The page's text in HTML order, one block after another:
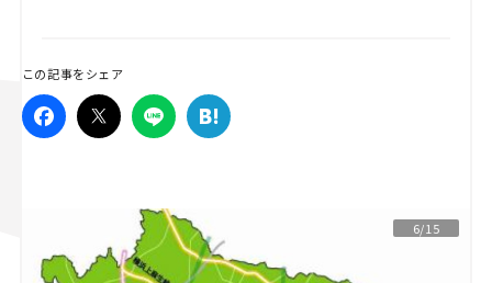
この記事をシェア
6/15
スズキ ジムニー｜Suzuki Jimny
マツダ｜Mazda
マツダ ロードスター｜Mazda Roadster